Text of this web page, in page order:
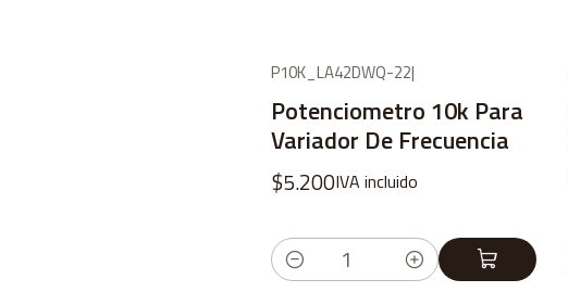
P10K_LA42DWQ-22|
Potenciometro 10k Para
Variador De Frecuencia
$5.200IVA incluido
Cantidad